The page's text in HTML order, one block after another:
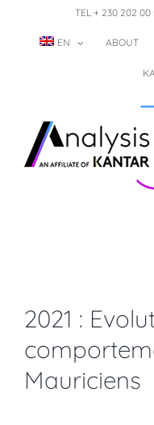
TEL + 230 202 00
EN ABOUT
2021 :
Mauriciens